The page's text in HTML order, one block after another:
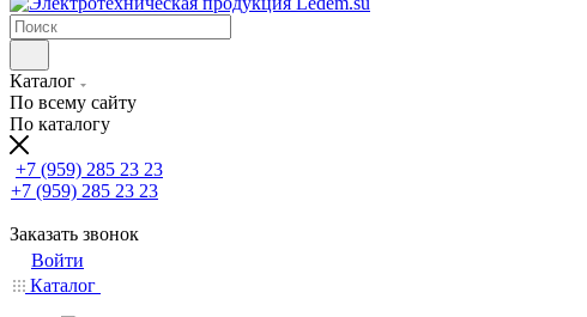
Каталог
По всему сайту
По каталогу
+7 (959) 285 23 23
+7 (959) 285 23 23
Заказать звонок
Войти
Каталог